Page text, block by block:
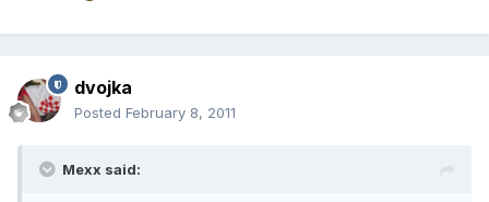
dvojka
Posted February 8, 2011
Mexx said: